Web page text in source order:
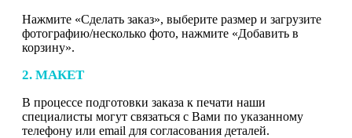
Нажмите «Сделать заказ», выберите размер и загрузите
фотографию/несколько фото, нажмите «Добавить в
корзину».
2. МАКЕТ
В процессе подготовки заказа к печати наши
специалисты могут связаться с Вами по указанному
телефону или email для согласования деталей.